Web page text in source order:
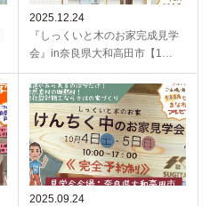
2025.12.24
『しっくいと木のお家完成見学
会』in奈良県大和高田市【1…
2025.09.24